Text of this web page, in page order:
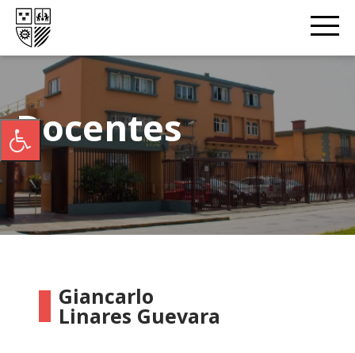
Docentes
Giancarlo
Linares Guevara